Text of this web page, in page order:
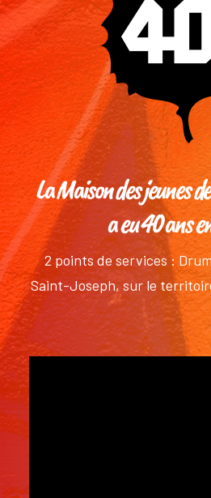
La Maison des jeunes
a eu 40 ans
2 points de services :
Saint-Joseph, sur le